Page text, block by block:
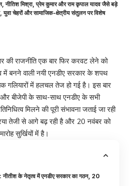
नीतिश मिश्रा, प्रेम कुमार और राम कृपाल यादव जैसे बड़े
युवा चेहरों और सामाजिक-क्षेत्रीय संतुलन पर विशेष
की राजनीति एक बार फिर करवट लेने को
में बनने वाली नयी एनडीए सरकार के शपथ
गलियारों में हलचल तेज हो गई है। इस बार
बीजेपी के साथ-साथ एनडीए के सभी
मिलने की पूरी संभावना जताई जा रही
तेजी से आगे बढ़ रही है और 20 नवंबर को
सुर्खियों में है।
के नेतृत्व में एनडीए सरकार का गठन, 20